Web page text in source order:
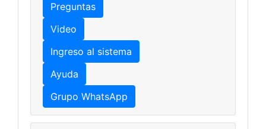
Preguntas
Video
Ingreso al sistema
Ayuda
Grupo WhatsApp